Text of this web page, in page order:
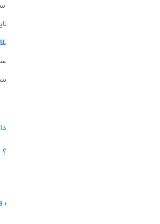
به‌عنوان یک نشانگر غیرمستقیم برای
است؛ شاخصی که معیار
مجله
،
و ارتباط آن با سلامت کلیه‌ها پرداخته شده
کراتینین خون چیست و چه نقشی در بدن
مراحل و نحوه انجام آزمایش کراتینین خون و